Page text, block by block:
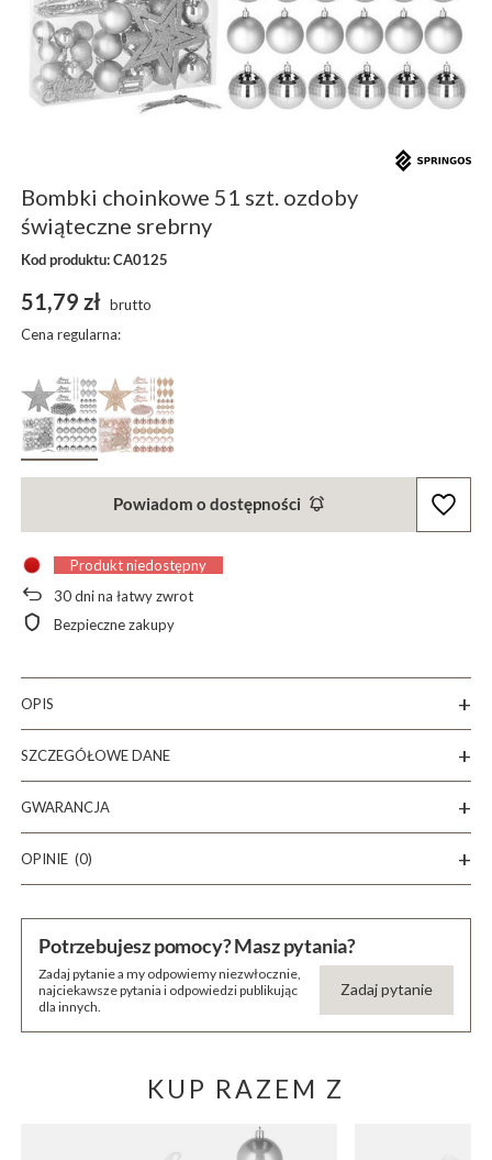
Bombki choinkowe 51 szt. ozdoby
świąteczne srebrny
Kod produktu: CA0125
51,79 zł brutto
Cena regularna:
Powiadom o dostępności
Produkt niedostępny
30dni na łatwy zwrot
Bezpieczne zakupy
OPIS
SZCZEGÓŁOWE DANE
GWARANCJA
OPINIE (0)
Potrzebujesz pomocy? Masz pytania?
Zadaj pytanie a my odpowiemy niezwłocznie,
najciekawsze pytania i odpowiedzi publikując
dla innych.
Zadaj pytanie
KUP RAZEM Z